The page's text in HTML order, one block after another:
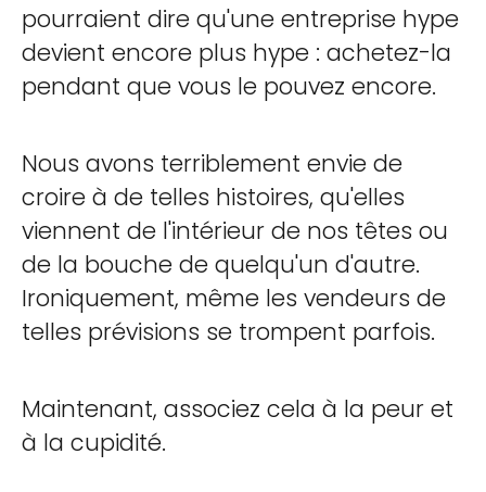
pourraient dire qu'une entreprise hype
devient encore plus hype : achetez-la
pendant que vous le pouvez encore.
Nous avons terriblement envie de
croire à de telles histoires, qu'elles
viennent de l'intérieur de nos têtes ou
de la bouche de quelqu'un d'autre.
Ironiquement, même les vendeurs de
telles prévisions se trompent parfois.
Maintenant, associez cela à la peur et
à la cupidité.